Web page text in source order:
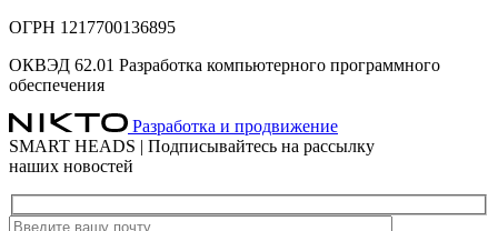
ОГРН 1217700136895
ОКВЭД 62.01 Разработка компьютерного программного
обеспечения
Разработка и продвижение
SMART HEADS | Подписывайтесь на рассылку
наших новостей